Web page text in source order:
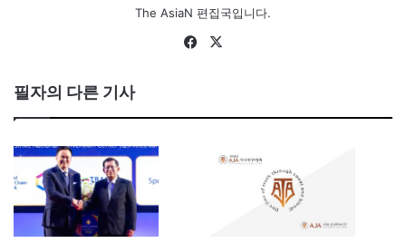
The AsiaN 편집국입니다.
Fa
필자의 다른 기사